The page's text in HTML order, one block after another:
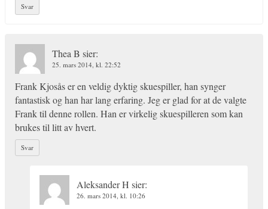
Svar
Thea B sier:
25. mars 2014, kl. 22:52
Frank Kjosås er en veldig dyktig skuespiller, han synger
fantastisk og han har lang erfaring. Jeg er glad for at de valgte
Frank til denne rollen. Han er virkelig skuespilleren som kan
brukes til litt av hvert.
Svar
Aleksander H sier:
26. mars 2014, kl. 10:26